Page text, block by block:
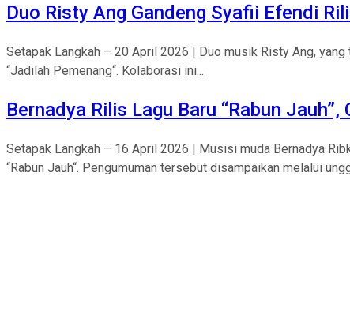
Duo Risty Ang Gandeng Syafii Efendi
Setapak Langkah – 20 April 2026 | Duo musik Risty Ang,
“Jadilah Pemenang“. Kolaborasi ini...
Bernadya Rilis Lagu Baru “Rabun
Setapak Langkah – 16 April 2026 | Musisi muda Bernadya
“Rabun Jauh“. Pengumuman tersebut disampaikan melalui